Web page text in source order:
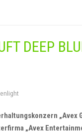
DEEP
„Avex
„Avex